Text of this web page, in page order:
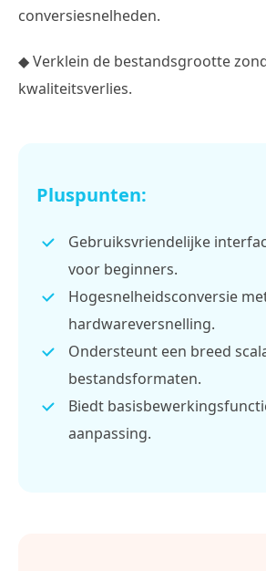
conversiesnelheden.
◆ Verklein de bestandsgrootte
kwaliteitsverlies.
Pluspunten:
Gebruiksvriendelijke
voor beginners.
Hogesnelheidsconversie
hardwareversnelling.
Ondersteunt een breed
bestandsformaten.
Biedt
aanpassing.